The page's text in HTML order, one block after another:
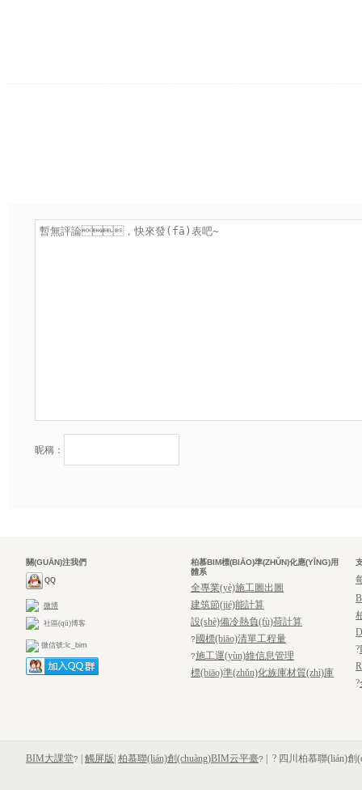
昵稱：
關(GUĀN)注我們
QQ
微博
社區(qū)博客
微信號:lc_bim
柏慕BIM標(BIĀO)準(ZHǓN)化應(YĪNG)用
體系
全專業(yè)施工圖出圖
建筑節(jié)能計算
設(shè)備冷熱負(fù)荷計算
? 國標(biāo)清單工程量
?施工運(yùn)維信息管理
標(biāo)準(zhǔn)化族庫材質(zhì)庫
?
?
BIM大課堂? 觸屏版 柏慕聯(lián)創(chuàng)BIM云平臺? ? 四川柏慕聯(lián)創